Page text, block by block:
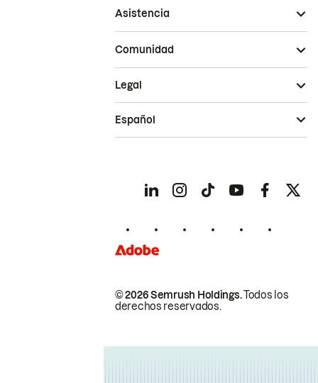
Asistencia
Comunidad
© 2026 Semrush Holdings.Todos los
derechos reservados.
Legal
Español